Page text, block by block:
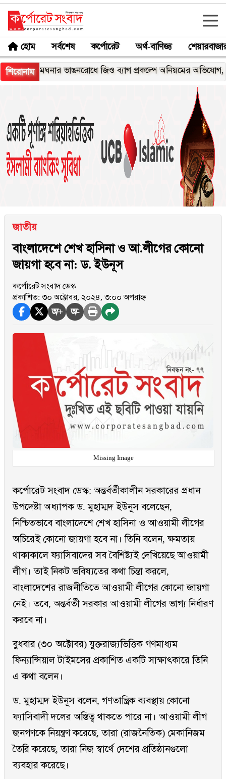
হোম সর্বশেষ কর্পোরেট অর্থ-বাণিজ্য
শিরোনাম
মেঘনার ভাঙনরোধে জিও ব্যাগ প্রকল্পে অনিয়মের অভিযোগ, নদীরকূলে
জাতীয়
বাংলাদেশে শেখ হাসিনা ও আ.লীগের কোনো
জায়গা হবে না: ড. ইউনূস
কর্পোরেট সংবাদ ডেস্ক
প্রকাশিত: ৩০ অক্টোবর, ২০২৪, ৩:০০ অপরাহ্ন
অ+ অ-
Missing Image
কর্পোরেট সংবাদ ডেস্ক: অন্তর্বর্তীকালীন সরকারের প্রধান
উপদেষ্টা অধ্যাপক ড. মুহাম্মদ ইউনূস বলেছেন,
নিশ্চিতভাবে বাংলাদেশে শেখ হাসিনা ও আওয়ামী লীগের
অচিরেই কোনো জায়গা হবে না। তিনি বলেন, ক্ষমতায়
থাকাকালে ফ্যাসিবাদের সব বৈশিষ্ট্যই দেখিয়েছে আওয়ামী
লীগ। তাই নিকট ভবিষ্যতের কথা চিন্তা করলে,
বাংলাদেশের রাজনীতিতে আওয়ামী লীগের কোনো জায়গা
নেই। তবে, অন্তর্বর্তী সরকার আওয়ামী লীগের ভাগ্য নির্ধারণ
করবে না।
বুধবার (৩০ অক্টোবর) যুক্তরাজ্যভিত্তিক গণমাধ্যম
ফিন্যান্সিয়াল টাইমসের প্রকাশিত একটি সাক্ষাৎকারে তিনি
এ কথা বলেন।
ড. মুহাম্মদ ইউনূস বলেন, গণতান্ত্রিক ব্যবস্থায় কোনো
ফ্যাসিবাদী দলের অস্তিত্ব থাকতে পারে না। আওয়ামী লীগ
জনগণকে নিয়ন্ত্রণ করেছে, তারা (রাজনৈতিক) মেকানিজম
তৈরি করেছে, তারা নিজ স্বার্থে দেশের প্রতিষ্ঠানগুলো
ব্যবহার করেছে।